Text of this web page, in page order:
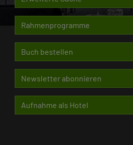
Rahmenprogramme
Buch bestellen
Newsletter abonnieren
Aufnahme als Hotel